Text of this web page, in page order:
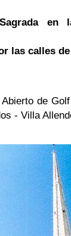
en
las calles
de
- Villa